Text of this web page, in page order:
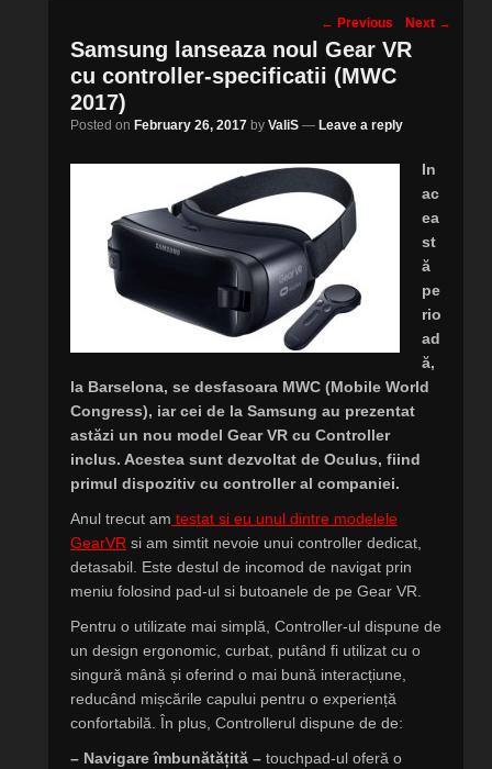
Post
navigation
← Previous Next →
Samsung lanseaza noul Gear VR
cu controller-specificatii (MWC
2017)
Posted on February 26, 2017 by ValiS — Leave a reply
In
ac
ea
st
ă
pe
rio
ad
ă,
la Barselona, se desfasoara MWC (Mobile World
Congress), iar cei de la Samsung au prezentat
astăzi un nou model Gear VR cu Controller
inclus. Acestea sunt dezvoltat de Oculus, fiind
primul dispozitiv cu controller al companiei.
Anul trecut am testat si eu unul dintre modelele
GearVR si am simtit nevoie unui controller dedicat,
detasabil. Este destul de incomod de navigat prin
meniu folosind pad-ul si butoanele de pe Gear VR.
Pentru o utilizate mai simplă, Controller-ul dispune de
un design ergonomic, curbat, putând fi utilizat cu o
singură mână și oferind o mai bună interacțiune,
reducând mișcările capului pentru o experiență
confortabilă. În plus, Controllerul dispune de de:
– Navigare îmbunătățită – touchpad-ul oferă o